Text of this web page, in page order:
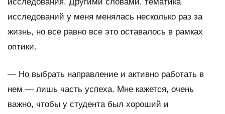
исследований у меня менялась несколько раз за
жизнь, но все равно все это оставалось в рамках
оптики.
— Но выбрать направление и активно работать в
нем — лишь часть успеха. Мне кажется, очень
важно, чтобы у студента был хороший и